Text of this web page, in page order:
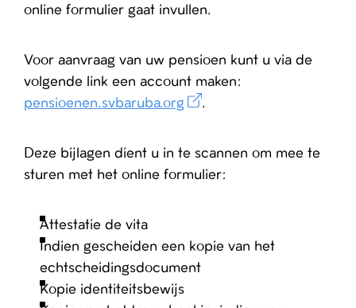
online formulier gaat invullen.
Voor aanvraag van uw pensioen kunt u via de
volgende link een account maken:
pensioenen.svbaruba.org
.
Deze bijlagen dient u in te scannen om mee te
sturen met het online formulier:
Attestatie de vita
Indien gescheiden een kopie van het
echtscheidingsdocument
Kopie identiteitsbewijs